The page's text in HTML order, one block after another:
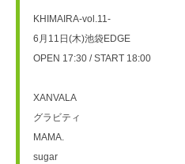
KHIMAIRA-vol.11-
6月11日(木)池袋EDGE
OPEN 17:30 / START 18:00
XANVALA
グラビティ
MAMA.
sugar